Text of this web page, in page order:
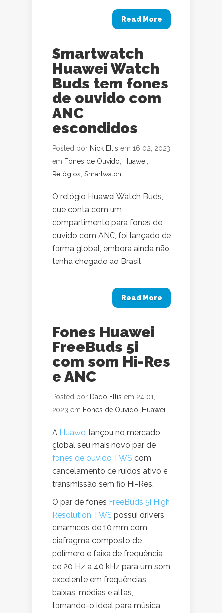
Read More
Smartwatch
Huawei Watch
Buds tem fones
de ouvido com
ANC
escondidos
Posted por Nick Ellis em 16 02, 2023
em Fones de Ouvido Huawei
Relógios Smartwatch
O relógio Huawei Watch Buds,
que conta com um
compartimento para fones de
ouvido com ANC, foi lançado de
forma global, embora ainda não
tenha chegado ao Brasil
Read More
Fones Huawei
FreeBuds 5i
com som Hi-Res
e ANC
Posted por Dado Ellis em 24 01,
2023 em Fones de Ouvido Huawei
A Huawei lançou no mercado
global seu mais novo par de
fones de ouvido TWS com
cancelamento de ruídos ativo e
transmissão sem fio Hi-Res.
O par de fones FreeBuds 5i High
Resolution TWS possui drivers
dinâmicos de 10 mm com
diafragma composto de
polímero e faixa de frequência
de 20 Hz a 40 kHz para um som
excelente em frequências
baixas, médias e altas,
tornando-o ideal para música